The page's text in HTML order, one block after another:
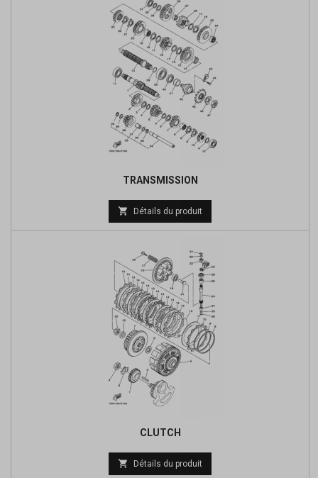
TRANSMISSION
Prix
de
 Détails du produit
CLUTCH
Prix
 Détails du produit